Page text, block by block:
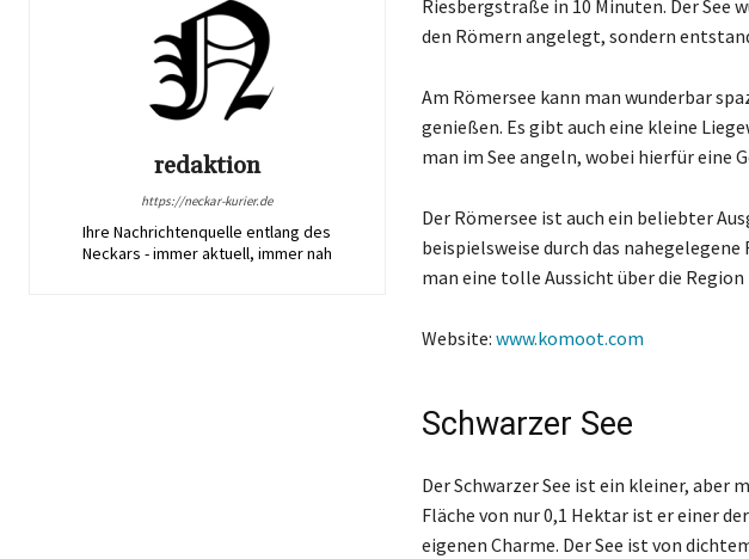
redaktion
https://neckar-kurier.de
Ihre Nachrichtenquelle entlang des
Neckars - immer aktuell, immer nah
Riesbergstraße in 10 Minuten. Der See
den Römern angelegt, sondern
Am Römersee kann man wunderbar
genießen. Es gibt auch eine kleine
man im See angeln, wobei hierfür eine
Der Römersee ist auch ein beliebter
beispielsweise durch das
man eine tolle Aussicht über die Region
Website: www.komoot.com
Schwarzer See
Der Schwarzer See ist ein kleiner, aber
Fläche von nur 0,1 Hektar ist er einer
eigenen Charme. Der See ist von